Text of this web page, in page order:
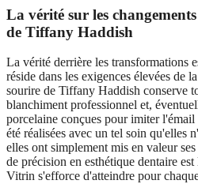
La vérité sur les
de Tiffany Haddish
La vérité derrière les transformations
réside dans les exigences élevées de
sourire de Tiffany Haddish conserve
blanchiment professionnel et,
porcelaine conçues pour imiter
été réalisées avec un tel soin qu'elles
elles ont simplement mis en valeur
de précision en esthétique dentaire
Vitrin s'efforce d'atteindre pour